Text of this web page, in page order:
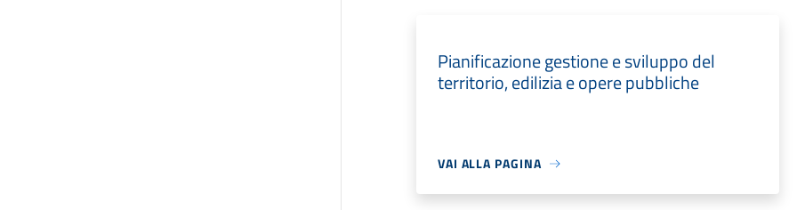
Pianificazione gestione e sviluppo del
territorio, edilizia e opere pubbliche
VAI ALLA PAGINA